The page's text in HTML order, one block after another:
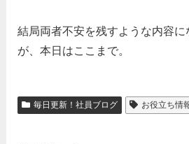
結局両者不安を残すような内容に
が、本日はここまで。
毎日更新！社員ブログ お役立ち情